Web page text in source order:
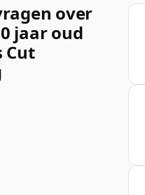
over
jaar oud
Cut